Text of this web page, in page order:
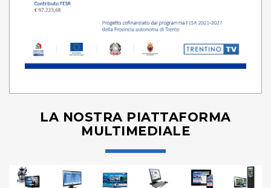
LA NOSTRA PIATTAFORMA
MULTIMEDIALE